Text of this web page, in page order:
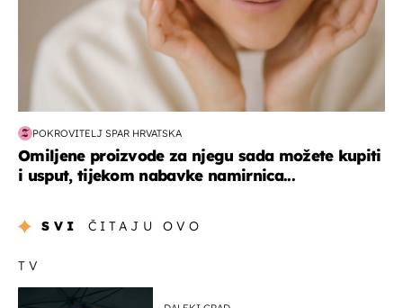
POKROVITELJ SPAR HRVATSKA
Omiljene proizvode za njegu sada možete kupiti
i usput, tijekom nabavke namirnica...
SVI ČITAJU OVO
TV